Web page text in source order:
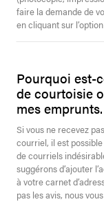
faire la demande de
en cliquant sur
Pourquoi est-
de courtoisie
mes emprunts.
Si vous ne recevez
courriel, il est
de courriels
suggérons d’ajouter
à votre carnet
pas les avis, nous